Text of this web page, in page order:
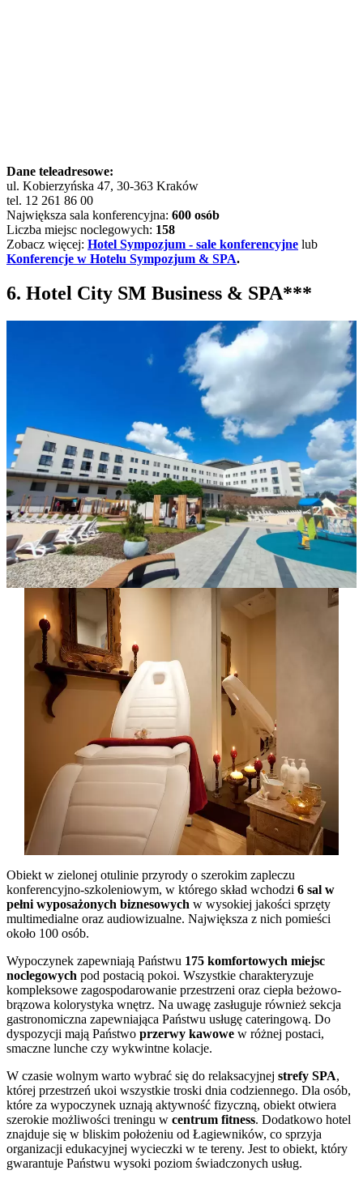
Dane teleadresowe:
ul. Kobierzyńska 47, 30-363 Kraków
tel. 12 261 86 00
Największa sala konferencyjna: 600 osób
Liczba miejsc noclegowych: 158
Zobacz więcej: Hotel Sympozjum - sale konferencyjne lub
Konferencje w Hotelu Sympozjum & SPA.
6. Hotel City SM Business & SPA***
Obiekt w zielonej otulinie przyrody o szerokim zapleczu
konferencyjno-szkoleniowym, w którego skład wchodzi 6 sal w
pełni wyposażonych biznesowych w wysokiej jakości sprzęty
multimedialne oraz audiowizualne. Największa z nich pomieści
około 100 osób.
Wypoczynek zapewniają Państwu 175 komfortowych miejsc
noclegowych pod postacią pokoi. Wszystkie charakteryzuje
kompleksowe zagospodarowanie przestrzeni oraz ciepła beżowo-
brązowa kolorystyka wnętrz. Na uwagę zasługuje również sekcja
gastronomiczna zapewniająca Państwu usługę cateringową. Do
dyspozycji mają Państwo przerwy kawowe w różnej postaci,
smaczne lunche czy wykwintne kolacje.
W czasie wolnym warto wybrać się do relaksacyjnej strefy SPA,
której przestrzeń ukoi wszystkie troski dnia codziennego. Dla osób,
które za wypoczynek uznają aktywność fizyczną, obiekt otwiera
szerokie możliwości treningu w centrum fitness. Dodatkowo hotel
znajduje się w bliskim położeniu od Łagiewników, co sprzyja
organizacji edukacyjnej wycieczki w te tereny. Jest to obiekt, który
gwarantuje Państwu wysoki poziom świadczonych usług.